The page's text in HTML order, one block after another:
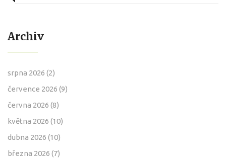
Archiv
srpna 2026 (2)
července 2026 (9)
června 2026 (8)
května 2026 (10)
dubna 2026 (10)
března 2026 (7)